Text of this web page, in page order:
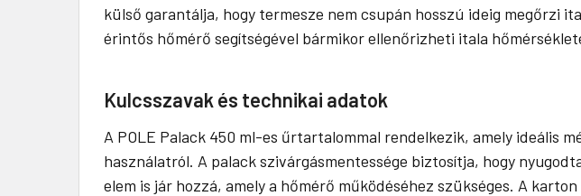
külső garantálja, hogy termesze nem csupán hosszú ideig megőrzi
érintős hőmérő segítségével bármikor ellenőrizheti itala
Kulcsszavak és technikai adatok
A POLE Palack 450 ml-es űrtartalommal rendelkezik, amely ideális
használatról. A palack szivárgásmentessége biztosítja, hogy
elem is jár hozzá, amely a hőmérő működéséhez szükséges. A